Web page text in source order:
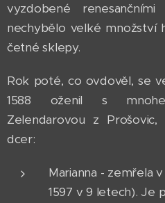
vyzdobené
nechybělo velké množství
četné sklepy.
Rok poté, co ovdověl, se
1588 oženil s
Zelendarovou z
dcer:
Marianna - zemřela
1597 v 9 letech). Je